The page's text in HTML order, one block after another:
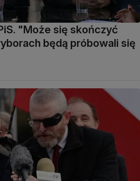
"Może się skończyć
będą próbowali się